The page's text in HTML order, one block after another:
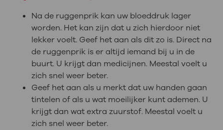
Na de ruggenprik kan uw bloeddruk lager
worden. Het kan zijn dat u zich hierdoor niet
lekker voelt. Geef het aan als dit zo is. Direct na
de ruggenprik is er altijd iemand bij u in de
buurt. U krijgt dan medicijnen. Meestal voelt u
zich snel weer beter.
Geef het aan als u merkt dat uw handen gaan
tintelen of als u wat moeilijker kunt ademen. U
krijgt dan wat extra zuurstof. Meestal voelt u
zich snel weer beter.